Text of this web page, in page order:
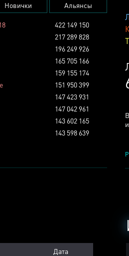
Новички Альянсы
422 149 150
217 289 828
196 249 926
165 705 166
159 155 174
151 950 399
147 423 931
147 042 961
143 602 165
143 598 639
Дата